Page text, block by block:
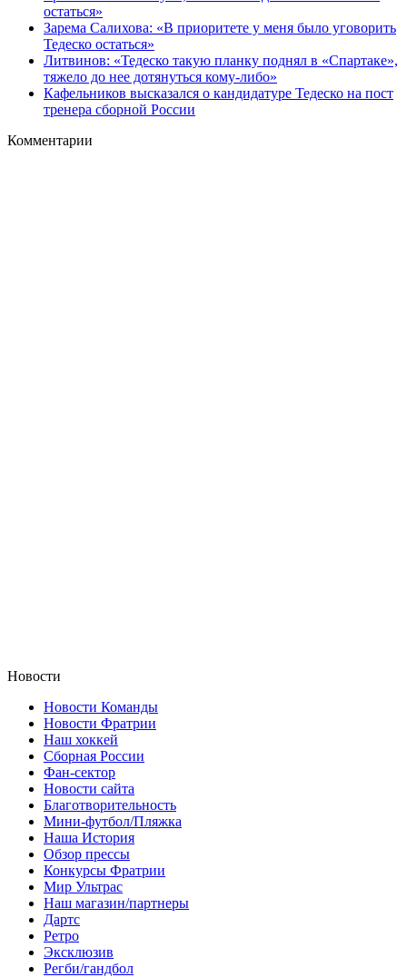
остаться»
Зарема Салихова: «В приоритете у меня было уговорить
Тедеско остаться»
Литвинов: «Тедеско такую планку поднял в «Спартаке»,
тяжело до нее дотянуться кому-либо»
Кафельников высказался о кандидатуре Тедеско на пост
тренера сборной России
Комментарии
Новости
Новости Команды
Новости Фратрии
Наш хоккей
Сборная России
Фан-cектор
Новости сайта
Благотворительность
Мини-футбол/Пляжка
Наша История
Обзор прессы
Конкурсы Фратрии
Мир Ультрас
Наш магазин/партнеры
Дартс
Ретро
Эксклюзив
Регби/гандбол